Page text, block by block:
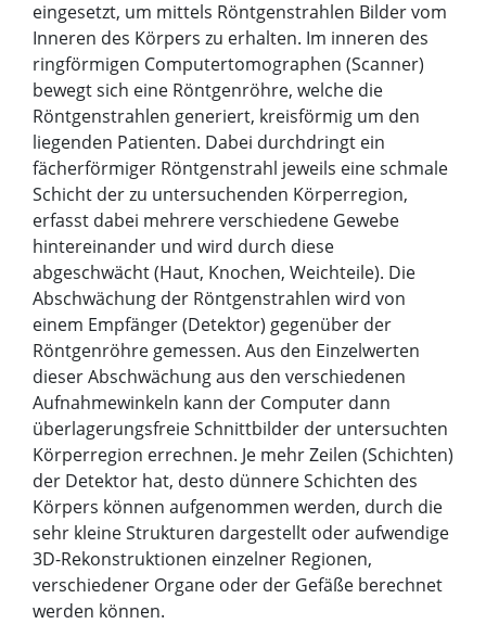
eingesetzt, um mittels Röntgenstrahlen Bilder vom
Inneren des Körpers zu erhalten. Im inneren des
ringförmigen Computertomographen (Scanner)
bewegt sich eine Röntgenröhre, welche die
Röntgenstrahlen generiert, kreisförmig um den
liegenden Patienten. Dabei durchdringt ein
fächerförmiger Röntgenstrahl jeweils eine schmale
Schicht der zu untersuchenden Körperregion,
erfasst dabei mehrere verschiedene Gewebe
hintereinander und wird durch diese
abgeschwächt (Haut, Knochen, Weichteile). Die
Abschwächung der Röntgenstrahlen wird von
einem Empfänger (Detektor) gegenüber der
Röntgenröhre gemessen. Aus den Einzelwerten
dieser Abschwächung aus den verschiedenen
Aufnahmewinkeln kann der Computer dann
überlagerungsfreie Schnittbilder der untersuchten
Körperregion errechnen. Je mehr Zeilen (Schichten)
der Detektor hat, desto dünnere Schichten des
Körpers können aufgenommen werden, durch die
sehr kleine Strukturen dargestellt oder aufwendige
3D-Rekonstruktionen einzelner Regionen,
verschiedener Organe oder der Gefäße berechnet
werden können.